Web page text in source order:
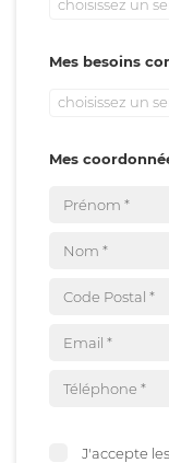
choisissez un
Mes besoins
choisissez un
Mes
J'accepte les